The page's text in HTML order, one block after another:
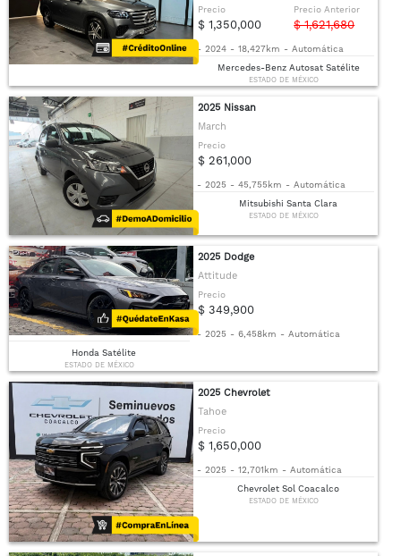
Precio
$ 1,350,000
Precio Anterior
$ 1,621,680
- 2024 - 18,427km - Automática
Mercedes-Benz Autosat Satélite
ESTADO DE MÉXICO
2025 Nissan
March
Precio
$ 261,000
- 2025 - 45,755km - Automática
Mitsubishi Santa Clara
ESTADO DE MÉXICO
2025 Dodge
Attitude
Precio
$ 349,900
- 2025 - 6,458km - Automática
Honda Satélite
ESTADO DE MÉXICO
2025 Chevrolet
Tahoe
Precio
$ 1,650,000
- 2025 - 12,701km - Automática
Chevrolet Sol Coacalco
ESTADO DE MÉXICO